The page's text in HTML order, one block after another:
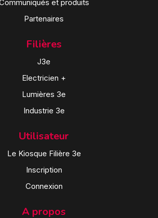
et produits
Partenaires
Filières
J3e
Electricien +
Lumières 3e
Industrie 3e
Utilisateur
Le Kiosque Filière 3e
Inscription
Connexion
A propos